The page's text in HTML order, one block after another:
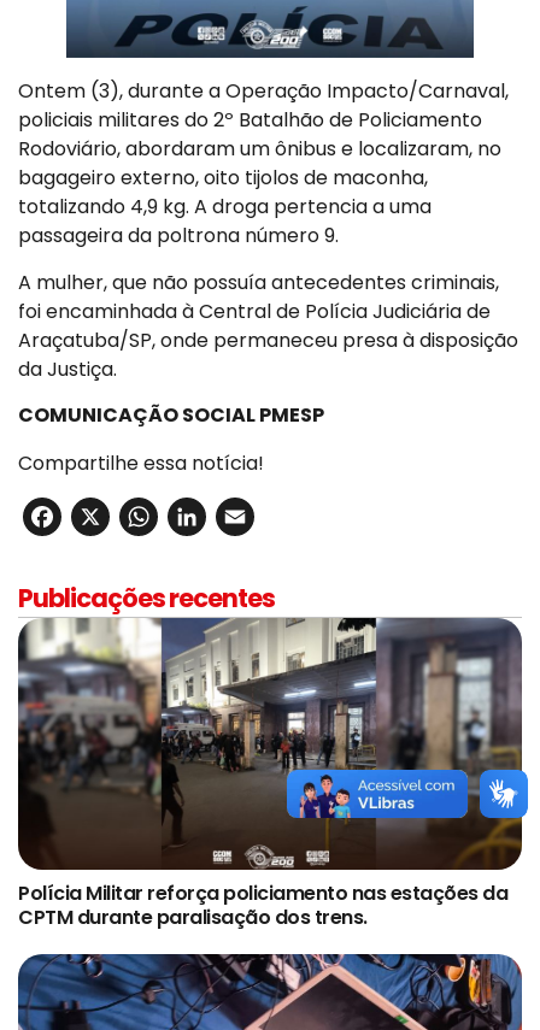
Ontem (3), durante a Operação Impacto/Carnaval,
policiais militares do 2º Batalhão de Policiamento
Rodoviário, abordaram um ônibus e localizaram, no
bagageiro externo, oito tijolos de maconha,
totalizando 4,9 kg. A droga pertencia a uma
passageira da poltrona número 9.
A mulher, que não possuía antecedentes criminais,
foi encaminhada à Central de Polícia Judiciária de
Araçatuba/SP, onde permaneceu presa à disposição
da Justiça.
COMUNICAÇÃO SOCIAL PMESP
Compartilhe essa notícia!
Facebook
X WhatsApp
LinkedIn
Publicações recentes
Polícia Militar reforça policiamento nas estações da
CPTM durante paralisação dos trens.